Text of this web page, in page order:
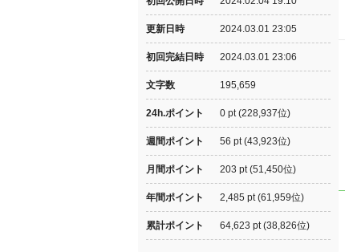
更新日時 2024.03.01 23:05
初回完結日時 2024.03.01 23:06
文字数 195,659
24h.ポイント 0 pt (228,937位)
週間ポイント 56 pt (43,923位)
月間ポイント 203 pt (51,450位)
年間ポイント 2,485 pt (61,959位)
累計ポイント 64,623 pt (38,826位)